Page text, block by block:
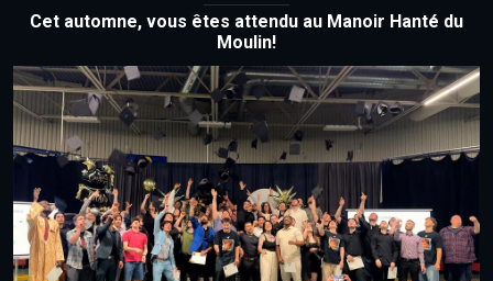
Cet automne, vous êtes attendu au Manoir Hanté du
Moulin!